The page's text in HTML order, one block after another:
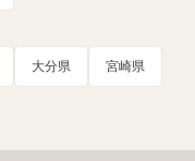
大分県 宮崎県